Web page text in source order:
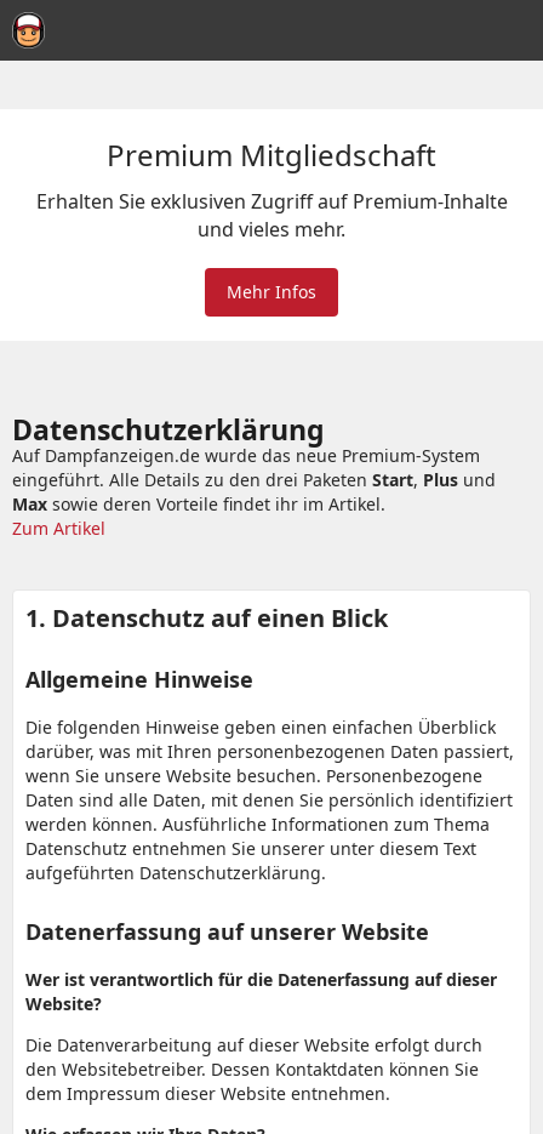
Premium Mitgliedschaft
Erhalten Sie exklusiven Zugriff auf Premium-Inhalte
und vieles mehr.
Mehr Infos
Datenschutzerklärung
Auf Dampfanzeigen.de wurde das neue Premium-System
eingeführt. Alle Details zu den drei Paketen Start, Plus und
Max sowie deren Vorteile findet ihr im Artikel.
Zum Artikel
1. Datenschutz auf einen Blick
Allgemeine Hinweise
Die folgenden Hinweise geben einen einfachen Überblick
darüber, was mit Ihren personenbezogenen Daten passiert,
wenn Sie unsere Website besuchen. Personenbezogene
Daten sind alle Daten, mit denen Sie persönlich identifiziert
werden können. Ausführliche Informationen zum Thema
Datenschutz entnehmen Sie unserer unter diesem Text
aufgeführten Datenschutzerklärung.
Datenerfassung auf unserer Website
Wer ist verantwortlich für die Datenerfassung auf dieser
Website?
Die Datenverarbeitung auf dieser Website erfolgt durch
den Websitebetreiber. Dessen Kontaktdaten können Sie
dem Impressum dieser Website entnehmen.